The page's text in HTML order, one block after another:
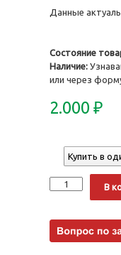
Данные
Состояние
Наличие:
или через
2.000 ₽
Купить в
Количество
В